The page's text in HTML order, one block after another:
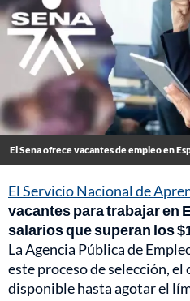
El Sena ofrece vacantes de empleo en
El Servicio Nacional de
vacantes para trabajar en
salarios que superan los
La Agencia Pública de
este proceso de selección, el
disponible hasta agotar el